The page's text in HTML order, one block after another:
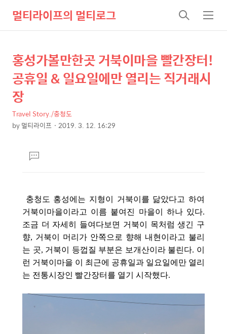
멀티라이프의 멀티로그
검
색
메
뉴
상
세
컨
텐
츠
본
문
제
목
홍성가볼만한곳 거북이마을 빨간장터!
공휴일 & 일요일에만 열리는 직거래시
장
Travel Story./충청도
by멀티라이프 2019. 3. 12. 16:29
댓
글
충청도 홍성에 는 지형이 거북이를 닮았다고 하여
거북이마을이라고 이름 붙여진 마을이 하나 있다.
조금 더 자세히 들여다보면 거북이 목처럼 생긴 구
향, 거북이 머리가 안쪽으로 향해 내현이라고 불리
는 곳, 거북이 등껍질 부분은 보개산이라 불린다. 이
런 거북이마을 이 최근에 공휴일과 일요일에만 열리
는 전통시장인 빨간장터를 열기 시작했다.